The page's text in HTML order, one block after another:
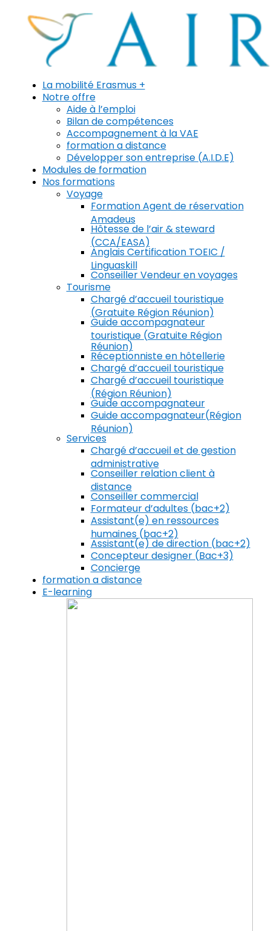
La mobilité Erasmus +
Notre offre
Aide à l’emploi
Bilan de compétences
Accompagnement à la VAE
formation a distance
Développer son entreprise (A.I.D.E)
Modules de formation
Nos formations
Voyage
Formation Agent de réservation
Amadeus
Hôtesse de l’air & steward
(CCA/EASA)
Anglais Certification TOEIC /
Linguaskill
Conseiller Vendeur en voyages
Tourisme
Chargé d’accueil touristique
(Gratuite Région Réunion)
Guide accompagnateur
touristique (Gratuite Région
Réunion)
Réceptionniste en hôtellerie
Chargé d’accueil touristique
Chargé d’accueil touristique
(Région Réunion)
Guide accompagnateur
Guide accompagnateur(Région
Réunion)
Services
Chargé d’accueil et de gestion
administrative
Conseiller relation client à
distance
Conseiller commercial
Formateur d’adultes (bac+2)
Assistant(e) en ressources
humaines (bac+2)
Assistant(e) de direction (bac+2)
Concepteur designer (Bac+3)
Concierge
formation a distance
E-learning